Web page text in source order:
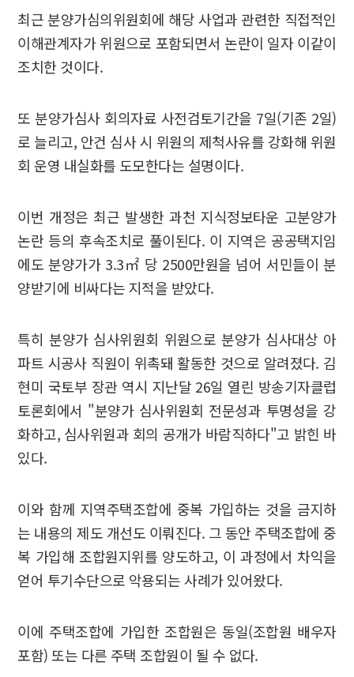
최근 분양가심의위원회에 해당 사업과 관련한 직접적인
이해관계자가 위원으로 포함되면서 논란이 일자 이같이
조치한 것이다.
또 분양가심사 회의자료 사전검토기간을 7일(기존 2일)
로 늘리고, 안건 심사 시 위원의 제척사유를 강화해 위원
회 운영 내실화를 도모한다는 설명이다.
이번 개정은 최근 발생한 과천 지식정보타운 고분양가
논란 등의 후속조치로 풀이된다. 이 지역은 공공택지임
에도 분양가가 3.3㎡ 당 2500만원을 넘어 서민들이 분
양받기에 비싸다는 지적을 받았다.
특히 분양가 심사위원회 위원으로 분양가 심사대상 아
파트 시공사 직원이 위촉돼 활동한 것으로 알려졌다. 김
현미 국토부 장관 역시 지난달 26일 열린 방송기자클럽
토론회에서 "분양가 심사위원회 전문성과 투명성을 강
화하고, 심사위원과 회의 공개가 바람직하다"고 밝힌 바
있다.
이와 함께 지역주택조합에 중복 가입하는 것을 금지하
는 내용의 제도 개선도 이뤄진다. 그 동안 주택조합에 중
복 가입해 조합원지위를 양도하고, 이 과정에서 차익을
얻어 투기수단으로 악용되는 사례가 있어왔다.
이에 주택조합에 가입한 조합원은 동일(조합원 배우자
포함) 또는 다른 주택 조합원이 될 수 없다.